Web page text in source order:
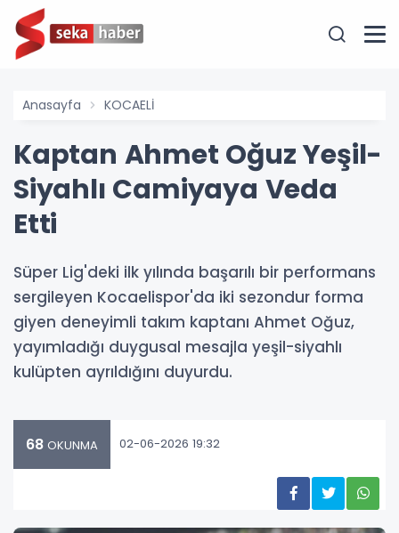
Anasayfa KOCAELİ
Kaptan Ahmet Oğuz Yeşil-
Siyahlı Camiyaya Veda
Etti
Süper Lig'deki ilk yılında başarılı bir performans
sergileyen Kocaelispor'da iki sezondur forma
giyen deneyimli takım kaptanı Ahmet Oğuz,
yayımladığı duygusal mesajla yeşil-siyahlı
kulüpten ayrıldığını duyurdu.
68 OKUNMA 02-06-2026 19:32